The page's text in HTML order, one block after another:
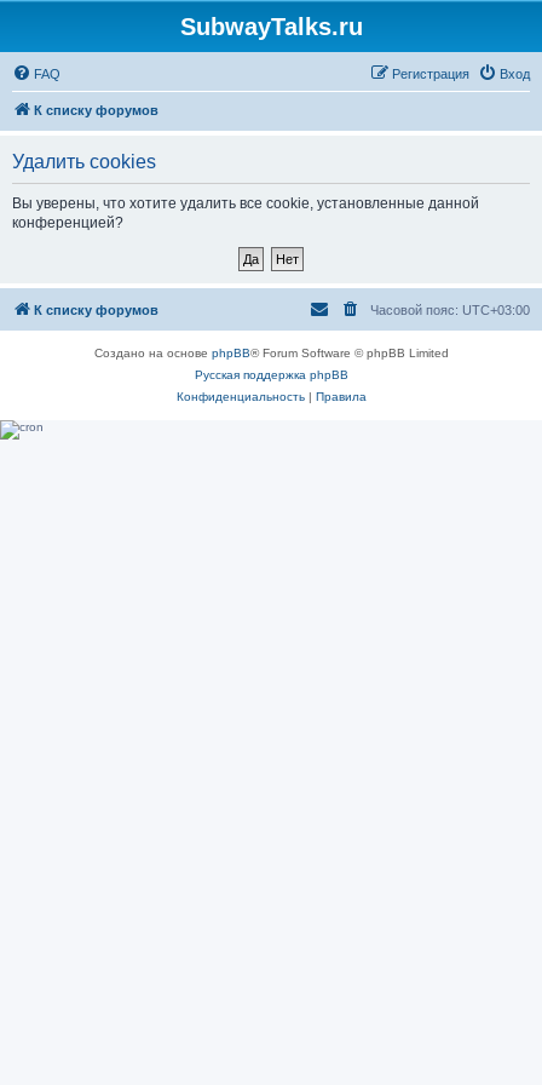
SubwayTalks.ru
FAQ Вход
Регистрация
К списку форумов
Удалить cookies
Вы уверены, что хотите удалить все cookie, установленные данной
конференцией?
К списку форумов Часовой пояс: UTC+03:00
Создано на основе phpBB® Forum Software © phpBB Limited
Русская поддержка phpBB
Конфиденциальность| Правила